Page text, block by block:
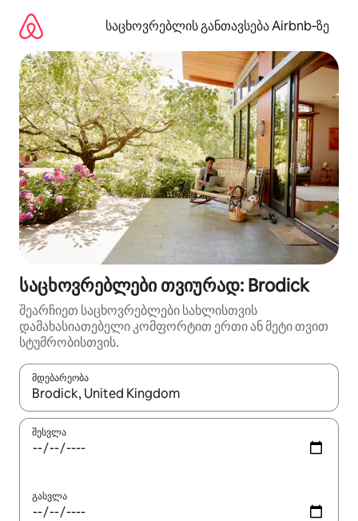
გადასვლა
საცხოვრებლის განთავსება Airbnb‑ზე
საცხოვრებლები თვიურად: Brodick
შეარჩიეთ საცხოვრებლები სახლისთვის
დამახასიათებელი კომფორტით ერთი ან მეტი თვით
სტუმრობისთვის.
მდებარეობა
როცა შედეგები ხელმისაწვდომი გახდება, ნავიგაციისთვის
შესვლა
გასვლა